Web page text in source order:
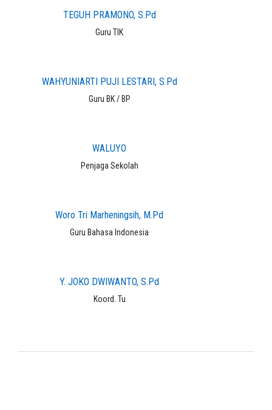
TEGUH PRAMONO, S.Pd
Guru TIK
WAHYUNIARTI PUJI LESTARI, S.Pd
Guru BK / BP
WALUYO
Penjaga Sekolah
Woro Tri Marheningsih, M.Pd
Guru Bahasa Indonesia
Y. JOKO DWIWANTO, S.Pd
Koord. Tu